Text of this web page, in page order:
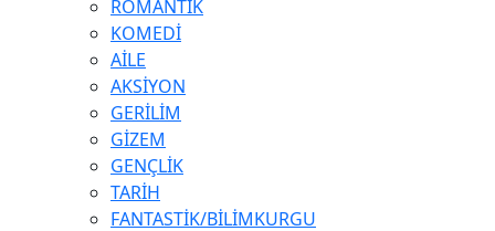
ROMANTİK
KOMEDİ
AİLE
AKSİYON
GERİLİM
GİZEM
GENÇLİK
TARİH
FANTASTİK/BİLİMKURGU